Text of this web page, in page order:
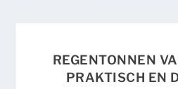
REGENTONNEN
PRAKTISCH EN